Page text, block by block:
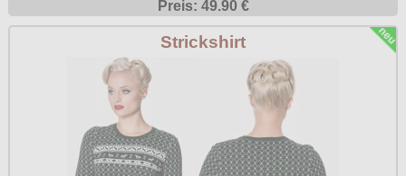
Preis: 49.90 €
Strickshirt